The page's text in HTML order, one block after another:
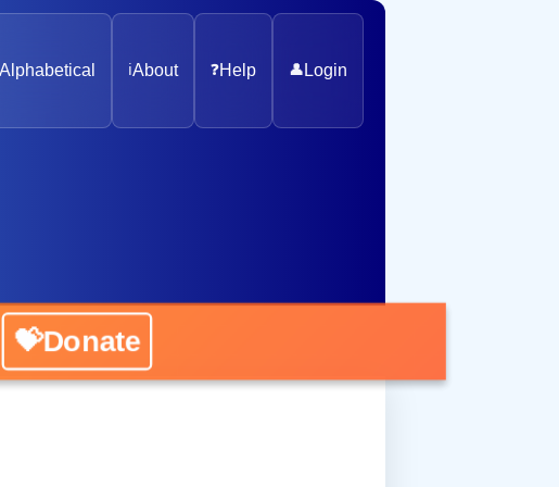
Alphabetical ℹ️About ❓Help 👤Login
💝Donate